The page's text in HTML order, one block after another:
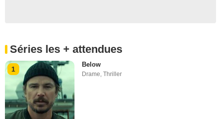
Séries les + attendues
1
Below
Drame,Thriller